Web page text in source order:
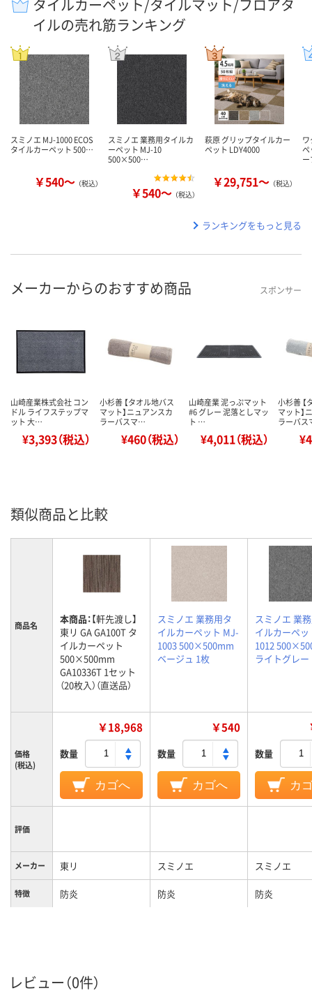
タイルカーペット/タイルマット/フロアタ
イルの売れ筋ランキング
スミノエ MJ-1000 ECOS
タイルカーペット 500…
￥540～ （税込）
スミノエ 業務用タイルカ
ーペット MJ-10
500×500…
￥540～ （税込）
萩原 グリップタイルカー
ペット LDY4000
￥29,751～ （税込）
ペ
ランキングをもっと見る
メーカーからのおすすめ商品 スポンサー
山崎産業株式会社 コン
ドル ライフステップマ
ット 大…
¥3,393（税込）
小杉善 【タオル地バス
マット】ニュアンスカ
ラーバスマ…
¥460（税込）
山崎産業 泥っぷマット
#6 グレー 泥落としマッ
ト …
¥4,011（税込）
小杉善 【
マット】
ラーバ
類似商品と比較
商品名 本商品：【軒先渡し】
東リ GA GA100T タ
イルカーペット
500×500mm
GA10336T 1セット
（20枚入）（直送品）
スミノエ 業務用タ
イルカーペット MJ-
1003 500×500mm
ベージュ 1枚
スミノエ 業
イルカーペ
1012
ライトグレー
価格
(税込)
￥18,968
数量
カゴへ
￥540
数量
カゴへ
数量
カ
評価
メーカー 東リ スミノエ スミノエ
特徴 防炎 防炎 防炎
レビュー（0件）